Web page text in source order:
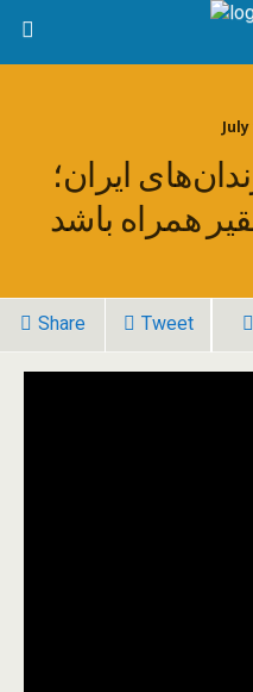
July
ایران؛
همراه باشد
Share Tweet